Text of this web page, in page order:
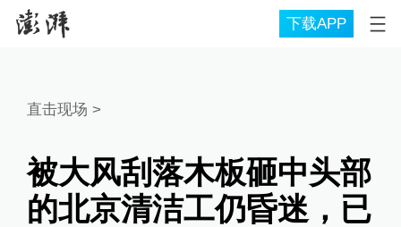
下载APP
直击现场 >
被大风刮落木板砸中头部
的北京清洁工仍昏迷，已